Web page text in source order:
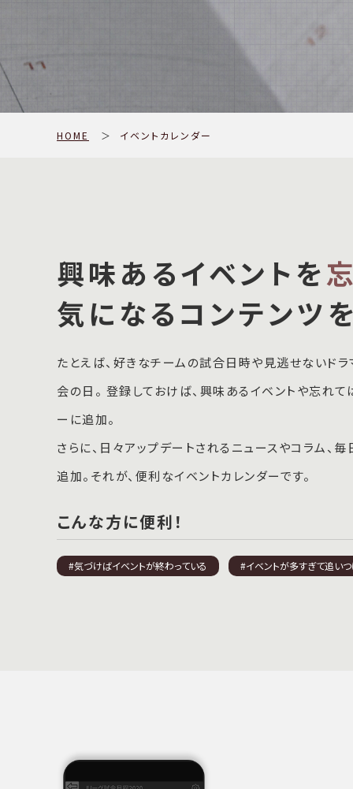
HOME ＞ イベントカレンダー
興味あるイベントを
気になるコンテンツ
たとえば、好きなチームの試合日時や見逃せないド
会の日。 登録しておけば、興味あるイベントや忘れ
ーに追加。
さらに、日々アップデートされるニュースやコラム、
追加。それが、便利なイベントカレンダーです。
こんな方に便利！
#気づけばイベントが終わっている #イベントが多すぎて追いつ